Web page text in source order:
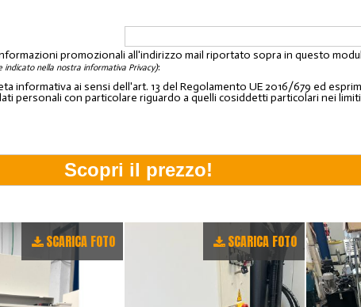
promozionali all'indirizzo mail riportato sopra in questo
indicato nella nostra informativa Privacy):
informativa ai sensi dell'art. 13 del Regolamento UE 2016/679 ed
personali con particolare riguardo a quelli cosiddetti particolari nei
SCARICA FOTO SCARICA FOTO